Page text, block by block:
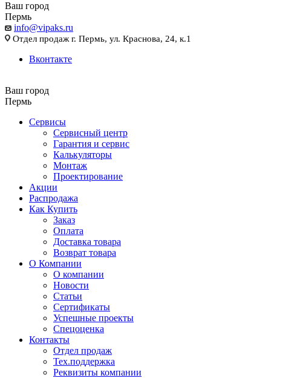
Ваш город
Пермь
info@vipaks.ru
Отдел продаж г. Пермь, ул. Краснова, 24, к.1
Вконтакте
Ваш город
Пермь
Сервисы
Сервисный центр
Гарантия и сервис
Калькуляторы
Монтаж
Проектирование
Акции
Распродажа
Как Купить
Заказ
Оплата
Доставка товара
Возврат товара
О Компании
О компании
Новости
Статьи
Сертификаты
Успешные проекты
Спецоценка
Контакты
Отдел продаж
Тех.поддержка
Реквизиты компании